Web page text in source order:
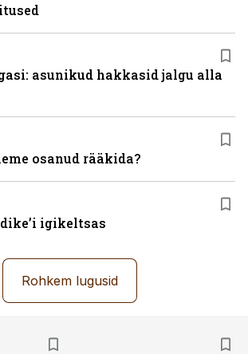
asunikud hakkasid jalgu alla
osanud rääkida?
igikeltsas
Rohkem lugusid